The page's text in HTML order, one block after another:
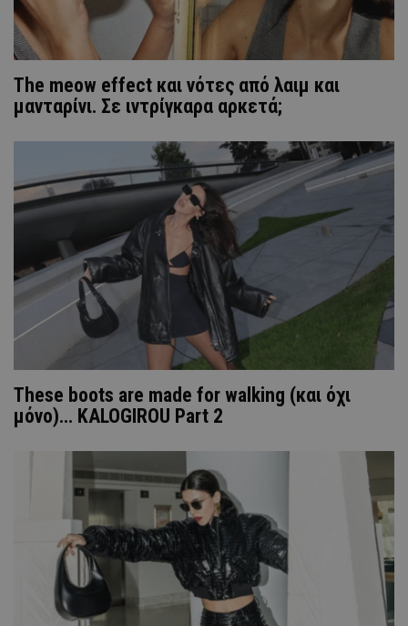
The meow effect και νότες από λαιμ και
μανταρίνι. Σε ιντρίγκαρα αρκετά;
These boots are made for walking (και όχι
μόνο)... KALOGIROU Part 2